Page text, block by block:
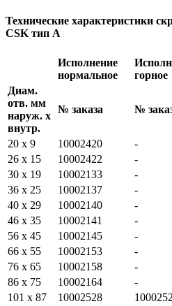
Технические характеристики
CSK тип A
Исполнение
нормальное
горное
Диам.
отв. мм
наруж. х
внутр.
№ заказа №
20 х 9 10002420 -
26 х 15
10002422 -
30 х 19
10002133 -
36 х 25
10002137 -
40 х 29
10002140 -
46 х 35
10002141 -
56 х 45
10002145 -
66 х 55
10002153 -
76 х 65
10002158 -
86 х 75
10002164 -
101 х 87
10002528